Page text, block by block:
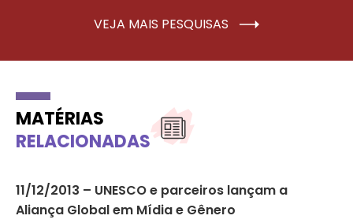
VEJA MAIS PESQUISAS
MATÉRIAS
RELACIONADAS
11/12/2013 – UNESCO e parceiros lançam a
Aliança Global em Mídia e Gênero